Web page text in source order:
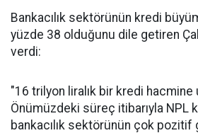
Bankacılık sektörünün kredi
yüzde 38 olduğunu dile getiren
verdi:
"16 trilyon liralık bir kredi hacmine
Önümüzdeki süreç itibarıyla NPL
bankacılık sektörünün çok pozitif